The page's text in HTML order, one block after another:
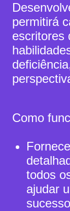
permitirá
escritores
Como
todos
ajudar